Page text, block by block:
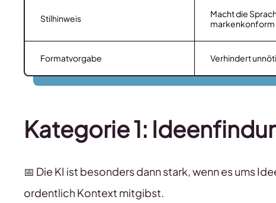
Stilhinweis
Macht die
markenkonform
Formatvorgabe Verhindert
Kategorie 1:
📅 Die KI ist besonders dann stark, wenn es ums
ordentlich Kontext mitgibst.